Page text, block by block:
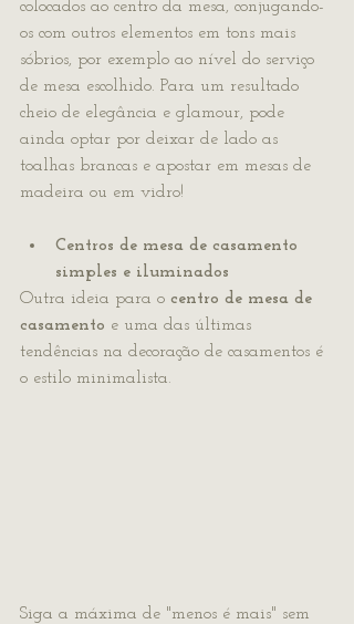
colocados ao centro da mesa, conjugando-
os com outros elementos em tons mais
sóbrios, por exemplo ao nível do serviço
de mesa escolhido. Para um resultado
cheio de elegância e glamour, pode
ainda optar por deixar de lado as
toalhas brancas e apostar em mesas de
madeira ou em vidro!
Centros de mesa de casamento
simples e iluminados
Outra ideia para o centro de mesa de
casamento e uma das últimas
tendências na decoração de casamentos é
o estilo minimalista.
Siga a máxima de "menos é mais" sem